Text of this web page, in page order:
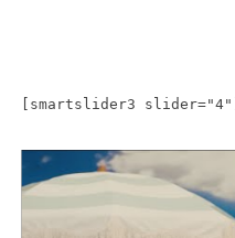
[smartslider3 slider="4"]